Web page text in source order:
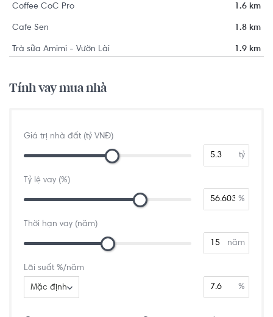
Coffee CoC Pro 1.6 km
Cafe Sen 1.8 km
Trà sữa Amimi - Vườn Lài 1.9 km
Tính vay mua nhà
Giá trị nhà đất (tỷ VNĐ)
tỷ
Tỷ lệ vay (%)
%
Thời hạn vay (năm)
năm
Lãi suất %/năm
Mặc định %